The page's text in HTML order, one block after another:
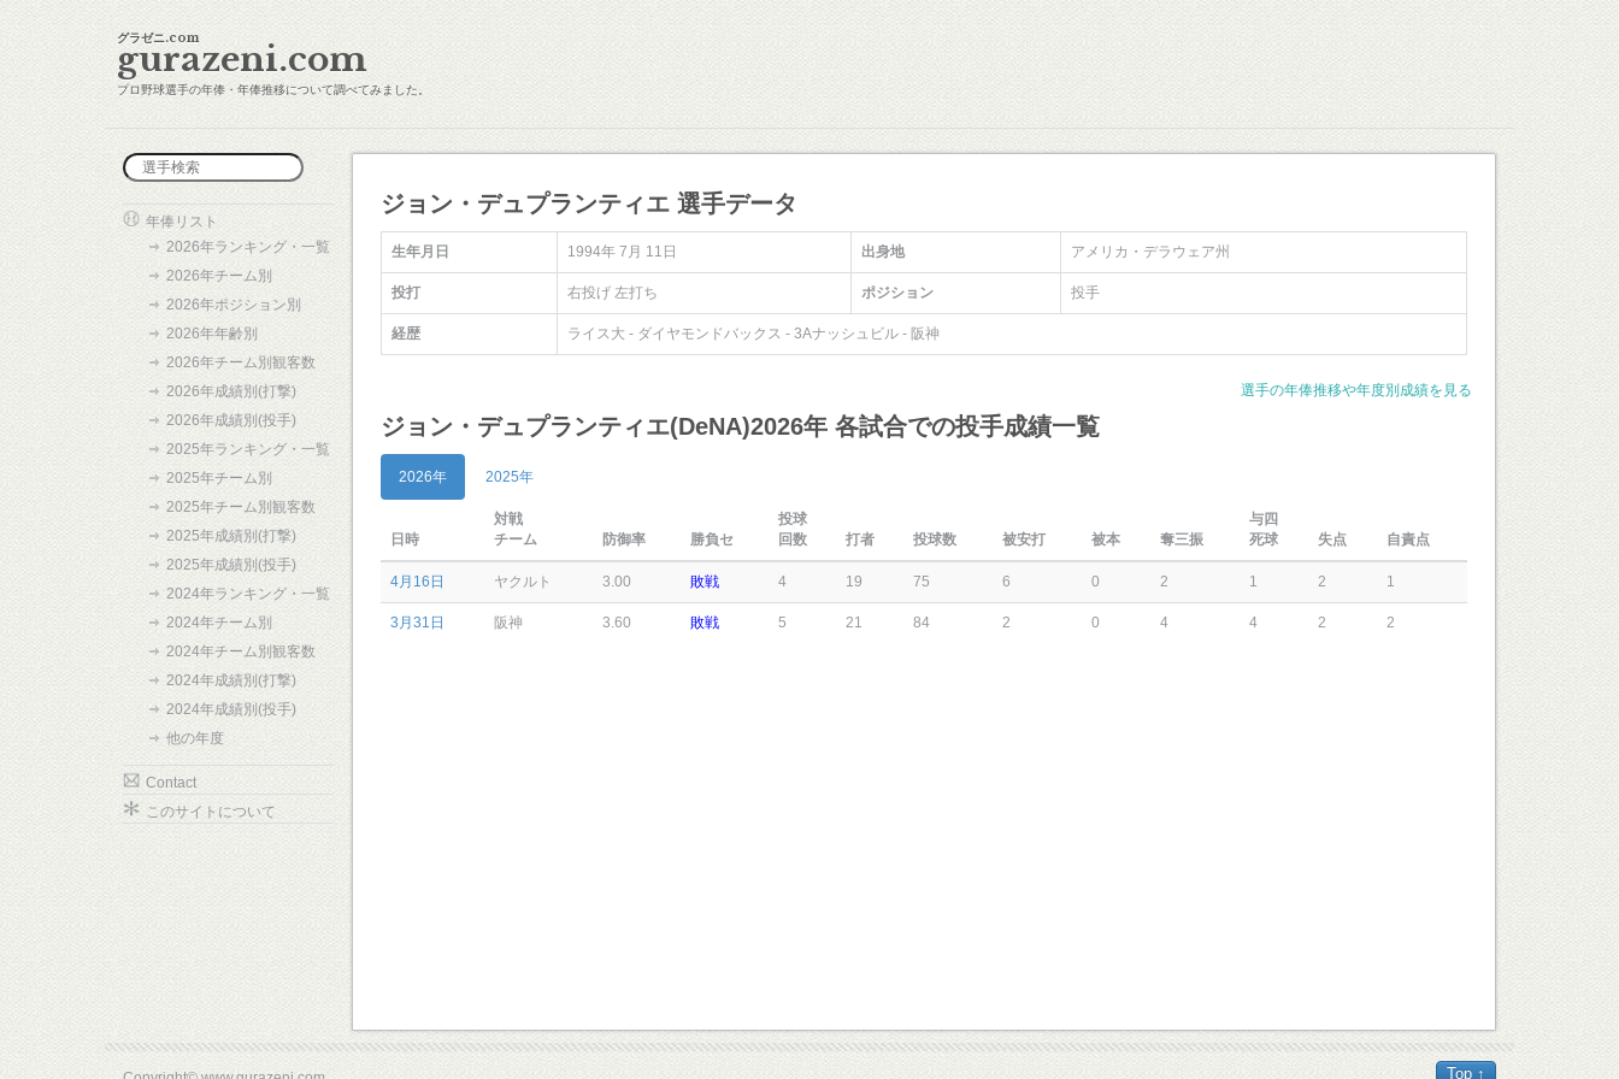
グラゼニ.com
gurazeni.com
プロ野球選手の年俸・年俸推移について調べてみました。
年俸リスト
2026年ランキング・一覧
2026年チーム別
2026年ポジション別
2026年年齢別
2026年チーム別観客数
2026年成績別(打撃)
2026年成績別(投手)
2025年ランキング・一覧
2025年チーム別
2025年チーム別観客数
2025年成績別(打撃)
2025年成績別(投手)
2024年ランキング・一覧
2024年チーム別
2024年チーム別観客数
2024年成績別(打撃)
2024年成績別(投手)
他の年度
Contact
このサイトについて
ジョン・デュプランティエ 選手データ
生年月日 1994年 7月 11日 出身地 アメリカ・デラウェア州
投打 右投げ 左打ち ポジション 投手
経歴 ライス大 - ダイヤモンドバックス - 3Aナッシュビル - 阪神
選手の年俸推移や年度別成績を見る
ジョン・デュプランティエ(DeNA)2026年 各試合での投手成績一覧
2026年 2025年
日時
対戦
チーム
防御率 勝負セ
投球
回数
打者 投球数 被安打 被本 奪三振
与四
死球
失点 自責点
4月16日 ヤクルト 3.00 敗戦 4 19 75 6 0 2 1 2 1
3月31日 阪神 3.60 敗戦 5 21 84 2 0 4 4 2 2
Top ↑